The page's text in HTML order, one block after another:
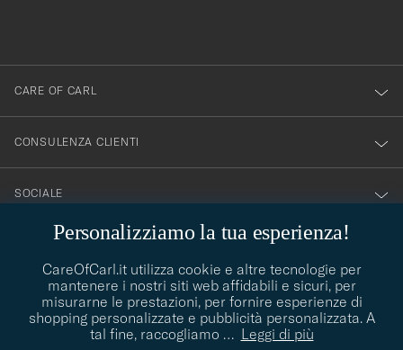
Personalizziamo la tua esperienza!
CareOfCarl.it utilizza cookie e altre tecnologie per
mantenere i nostri siti web affidabili e sicuri, per
misurarne le prestazioni, per fornire esperienze di
shopping personalizzate e pubblicità personalizzata. A
tal fine, raccogliamo … Leggi di più
CARE OF CARL
CONSULENZA CLIENTI
SOCIALE
CONSIGLI DI STILE